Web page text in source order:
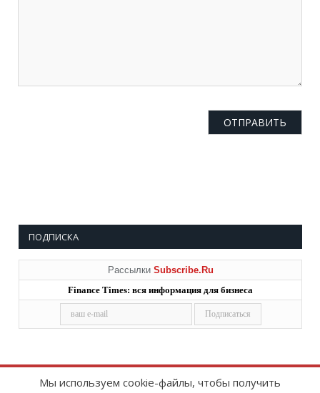
ПОДПИСКА
Рассылки Subscribe.Ru
Finance Times: вся информация для бизнеса
Мы используем cookie-файлы, чтобы получить